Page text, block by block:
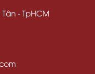
- TpHCM